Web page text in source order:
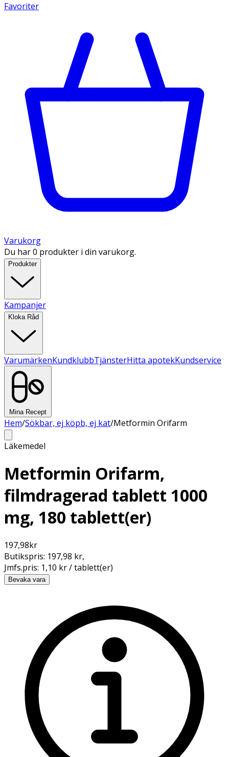
Favoriter
Varukorg
Du har 0 produkter i din varukorg.
Produkter
Kampanjer
Kloka Råd
VarumärkenKundklubbTjänsterHitta apotekKundservice
Mina Recept
Hem/Sökbar, ej köpb, ej kat/Metformin Orifarm
Läkemedel
Metformin Orifarm,
filmdragerad tablett 1000
mg, 180 tablett(er)
197,98kr
Butikspris: 197,98 kr,
Jmfs.pris: 1,10 kr / tablett(er)
Bevaka vara